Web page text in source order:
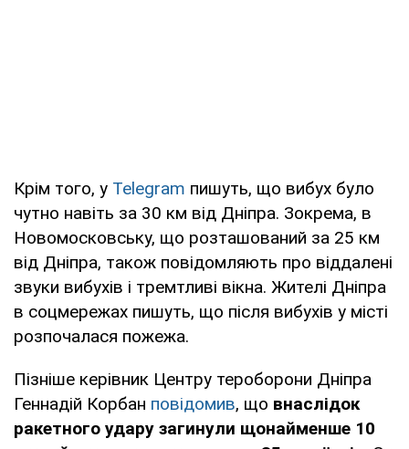
Крім того, у Telegram пишуть, що вибух було
чутно навіть за 30 км від Дніпра. Зокрема, в
Новомосковську, що розташований за 25 км
від Дніпра, також повідомляють про віддалені
звуки вибухів і тремтливі вікна. Жителі Дніпра
в соцмережах пишуть, що після вибухів у місті
розпочалася пожежа.
Пізніше керівник Центру тероборони Дніпра
Геннадій Корбан повідомив, що внаслідок
ракетного удару загинули щонайменше 10